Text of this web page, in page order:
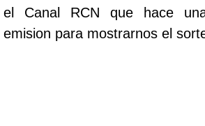
el Canal RCN que hace
emision para mostrarnos el